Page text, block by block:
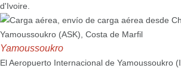
d'Ivoire.
Yamoussoukro
El Aeropuerto Internacional de Yamoussoukro